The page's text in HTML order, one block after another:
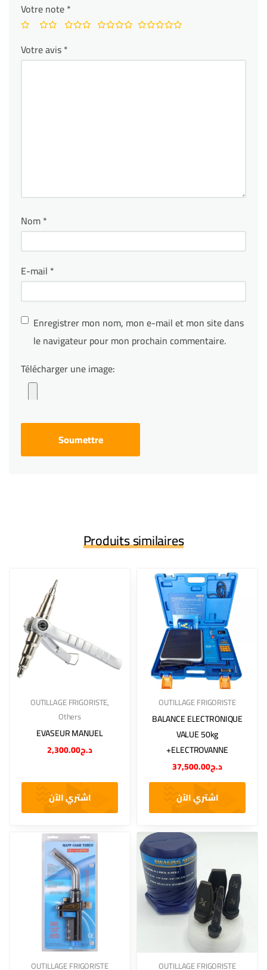
Votre note*
Votre avis*
Nom*
E-mail *
Enregistrer mon nom, mon e-mail et mon site dans
le navigateur pour mon prochain commentaire.
Télécharger une image:
Produits similaires
OUTILLAGE FRIGORISTE,
Others
EVASEUR MANUEL
د.ج2,300.00
اشتري الآن
OUTILLAGE FRIGORISTE
BALANCE ELECTRONIQUE
VALUE 50kg
+ELECTROVANNE
د.ج37,500.00
اشتري الآن
OUTILLAGE FRIGORISTE OUTILLAGE FRIGORISTE